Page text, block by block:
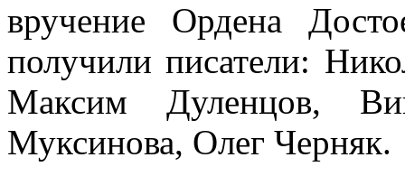
вручение Ордена
получили писатели:
Максим Дуленцов,
Муксинова, Олег Черняк.